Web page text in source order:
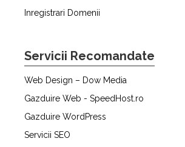
Inregistrari Domenii
Servicii Recomandate
Web Design – Dow Media
Gazduire Web - SpeedHost.ro
Gazduire WordPress
Servicii SEO